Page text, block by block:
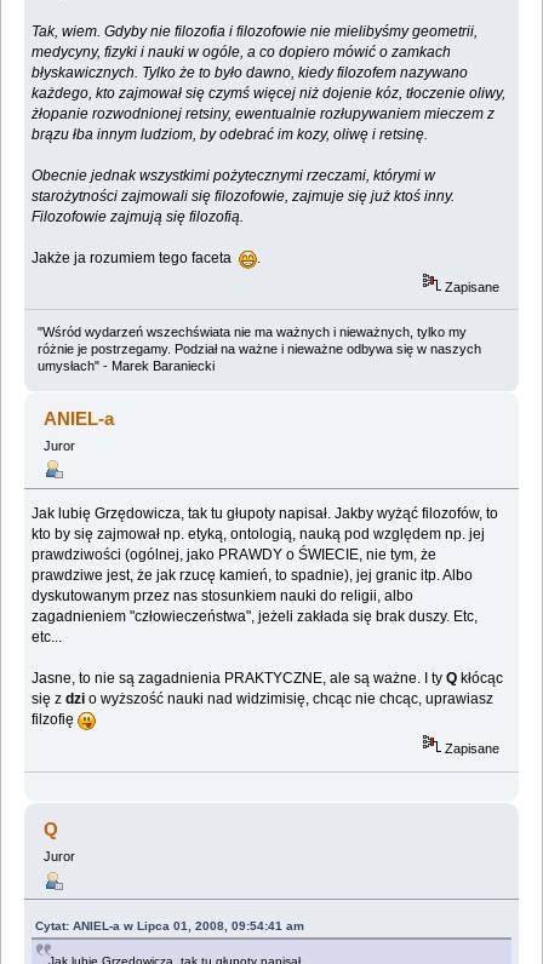
Tak, wiem. Gdyby nie filozofia i filozofowie nie mielibyśmy geometrii,
medycyny, fizyki i nauki w ogóle, a co dopiero mówić o zamkach
błyskawicznych. Tylko że to było dawno, kiedy filozofem nazywano
każdego, kto zajmował się czymś więcej niż dojenie kóz, tłoczenie oliwy,
żłopanie rozwodnionej retsiny, ewentualnie rozłupywaniem mieczem z
brązu łba innym ludziom, by odebrać im kozy, oliwę i retsinę.
Obecnie jednak wszystkimi pożytecznymi rzeczami, którymi w
starożytności zajmowali się filozofowie, zajmuje się już ktoś inny.
Filozofowie zajmują się filozofią.
Jakże ja rozumiem tego faceta
Zapisane
"Wśród wydarzeń wszechświata nie ma ważnych i nieważnych, tylko my
różnie je postrzegamy. Podział na ważne i nieważne odbywa się w naszych
umysłach" - Marek Baraniecki
ANIEL-a
Juror
Jak lubię Grzędowicza, tak tu głupoty napisał. Jakby wyżąć filozofów, to
kto by się zajmował np. etyką, ontologią, nauką pod względem np. jej
prawdziwości (ogólnej, jako PRAWDY o ŚWIECIE, nie tym, że
prawdziwe jest, że jak rzucę kamień, to spadnie), jej granic itp. Albo
dyskutowanym przez nas stosunkiem nauki do religii, albo
zagadnieniem "człowieczeństwa", jeżeli zakłada się brak duszy. Etc,
etc...
Jasne, to nie są zagadnienia PRAKTYCZNE, ale są ważne. I tyQ kłócąc
się zdzi o wyższość nauki nad widzimisię, chcąc nie chcąc, uprawiasz
filzofię
Zapisane
Q
Juror
Cytat: ANIEL-a w Lipca 01, 2008, 09:54:41 am
Jak lubię Grzędowicza, tak tu głupoty napisał.